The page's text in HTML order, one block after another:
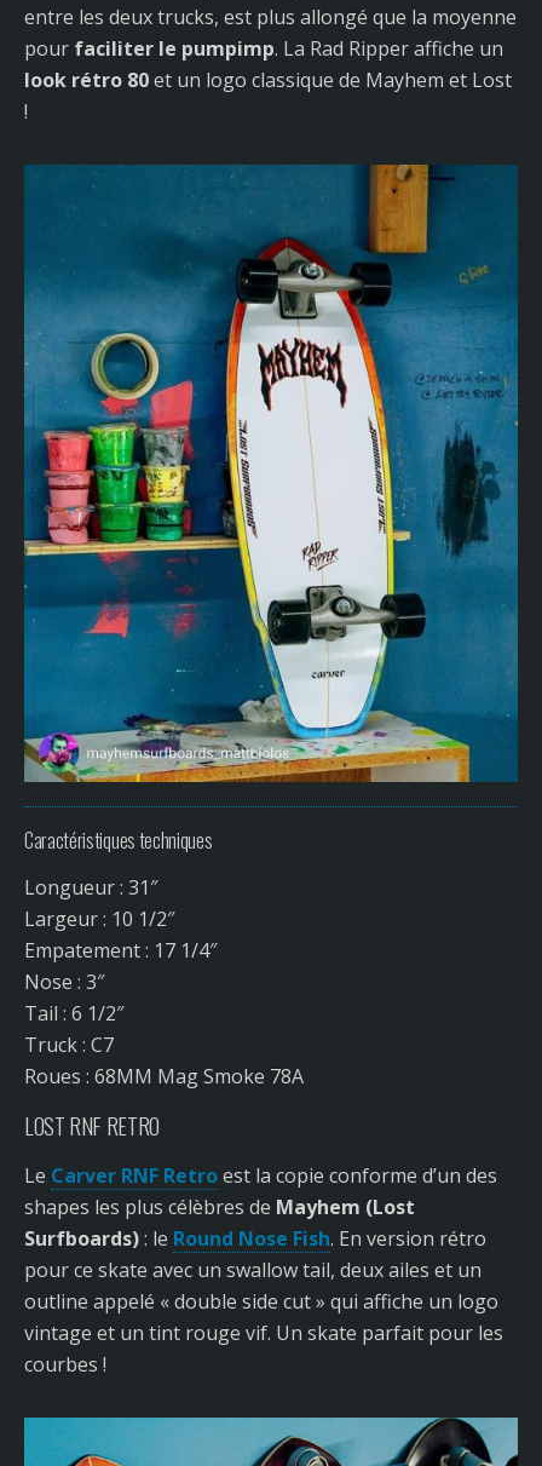
entre les deux trucks, est plus allongé que la moyenne
pour faciliter le pumpimp. La Rad Ripper affiche un
look rétro 80et un logo classique de Mayhem et Lost
!
Caractéristiques techniques
Longueur : 31″
Largeur : 10 1/2″
Empatement : 17 1/4″
Nose : 3″
Tail : 6 1/2″
Truck : C7
Roues : 68MM Mag Smoke 78A
LOST RNF RETRO
Le Carver RNF Retroest la copie conforme d’un des
shapes les plus célèbres de Mayhem (Lost
Surfboards): le Round Nose Fish. En version rétro
pour ce skate avec un swallow tail, deux ailes et un
outline appelé « double side cut » qui affiche un logo
vintage et un tint rouge vif. Un skate parfait pour les
courbes !